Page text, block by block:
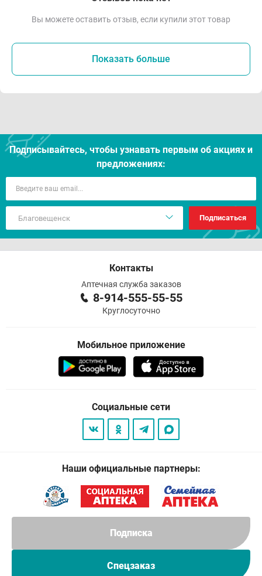
Подписка
Спецзаказ
Вы можете оставить отзыв, если купили этот товар
Показать больше
Подписывайтесь, чтобы узнавать первым об акцияx и
предложениях:
Подписаться
Контакты
Аптечная служба заказов
8-914-555-55-55
Круглосуточно
Мобильное приложение
Социальные сети
Наши официальные партнеры: